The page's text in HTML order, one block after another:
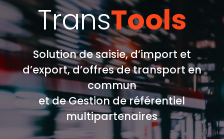
TransTools
Solution de saisie, d’import et
d’export, d’offres de transport en
commun
et de Gestion de référentiel
multipartenaires